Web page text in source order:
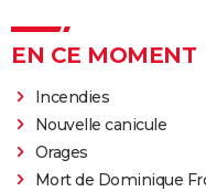
EN CE MOMENT
Incendies
Nouvelle canicule
Orages
Mort de Dominique